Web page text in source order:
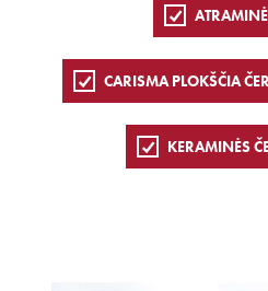
CARISMA PLOKŠČIA
KERAMINĖS